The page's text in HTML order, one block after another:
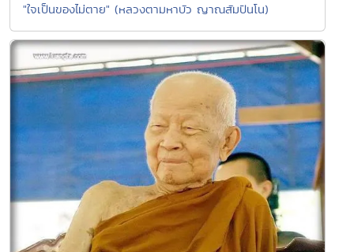
"ใจเป็นของไม่ตาย" (หลวงตามหาบัว ญาณสัมปันโน)